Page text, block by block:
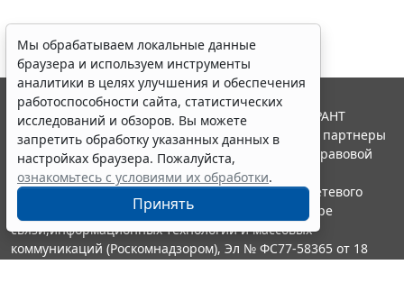
Мы обрабатываем локальные данные
браузера и используем инструменты
аналитики в целях улучшения и обеспечения
работоспособности сайта, статистических
исследований и обзоров. Вы можете
запретить обработку указанных данных в
настройках браузера. Пожалуйста,
ознакомьтесь с условиями их обработки.
Принять
© ООО "НПП "ГАРАНТ-СЕРВИС", 2026. Система ГАРАНТ
выпускается с 1990 года. Компания "Гарант" и ее партнеры
являются участниками Российской ассоциации правовой
информации ГАРАНТ.
Портал ГАРАНТ.РУ зарегистрирован в качестве сетевого
издания Федеральной службой по надзору в сфере
связи,информационных технологий и массовых
коммуникаций (Роскомнадзором), Эл № ФС77-58365 от 18